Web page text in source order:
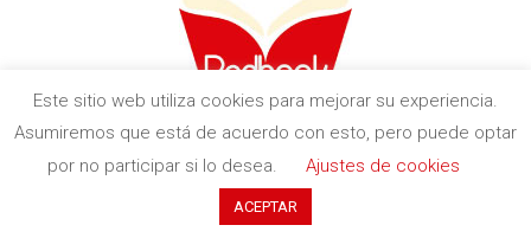
c. Indústria, 11 (Pol. Ind. Buvisa)
08329 Teià (Barcelona)
+34 935 551 411
Este sitio web utiliza cookies para mejorar su experiencia.
Asumiremos que está de acuerdo con esto, pero puede optar
por no participar si lo desea.
Ajustes de cookies
ACEPTAR